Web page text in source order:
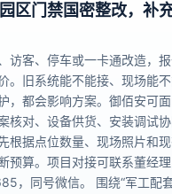
区门禁国密整改，补
访客、停车或一卡通改造，
。旧系统能不能接、现场能不
，都会影响方案。御佰安可
核对、设备供货、安装调试
根据点位数量、现场照片和
预算。项目对接可联系董经理
，同号微信。 围绕“军工配